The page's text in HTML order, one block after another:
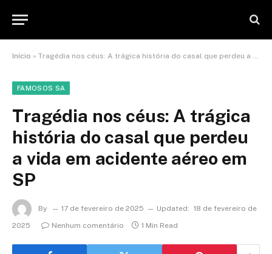
Início » Tragédia nos céus: A trágica história do casal que perdeu a vida em acidente aéreo em SP
FAMOSOS SA
Tragédia nos céus: A trágica
história do casal que perdeu
a vida em acidente aéreo em
SP
By 17 de fevereiro de 2025 Updated: 18 de fevereiro de
2025
Nenhum comentário 1 Min Read